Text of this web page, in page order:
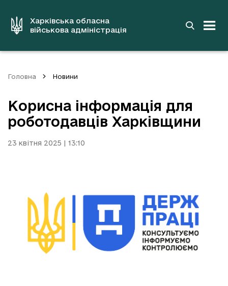
вмістуХарківська обласна
військова адміністрація
Головна Новини
Корисна інформація для
роботодавців Харківщини
23 квітня 2025 | 13:10